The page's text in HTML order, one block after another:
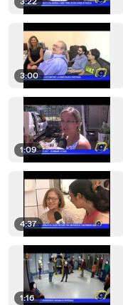
3:00
1:09
4:37
1:16